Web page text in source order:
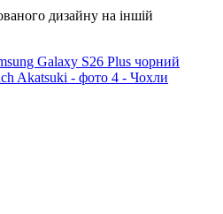
дизайну на іншій